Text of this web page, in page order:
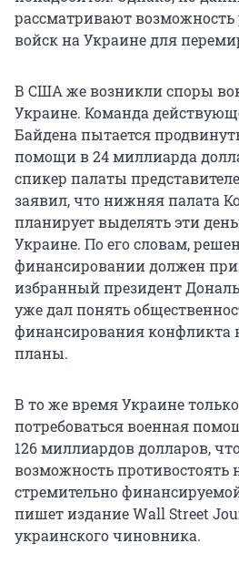
рассматривают
войск на Украине для
В США же возникли споры
Украине. Команда
Байдена пытается
помощи в 24 миллиарда
спикер палаты
заявил, что нижняя палата
планирует выделять эти
Украине. По его словам,
финансировании должен
избранный президент
уже дал понять
финансирования конфликта
планы.
В то же время Украине
потребоваться военная
126 миллиардов долларов,
возможность противостоять
стремительно
пишет издание Wall Street
украинского чиновника.